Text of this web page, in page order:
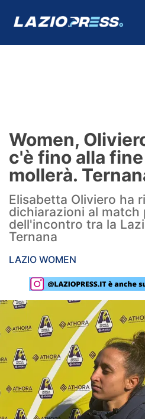
Formello
Infortuni
Primavera
Calciomercato
Lazio Women
Rassegna Lazio
Social
Calcio
Serie A
Champions League
Europa League
Women,
c'è fino alla
mollerà.
Elisabetta Oliviero ha
dichiarazioni al match
dell'incontro tra la
Ternana
LAZIO WOMEN